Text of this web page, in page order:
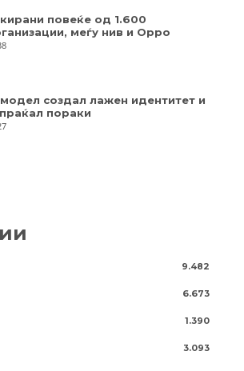
повеќе од 1.600
меѓу нив и Oppo
создал лажен идентитет и
пораки
9.482
6.673
1.390
3.093